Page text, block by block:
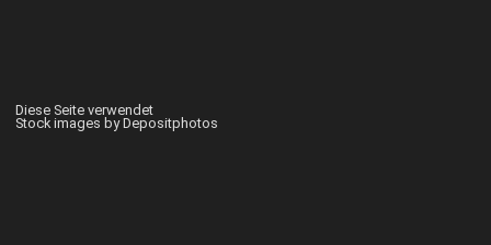
Diese Seite verwendet
Stock images by Depositphotos